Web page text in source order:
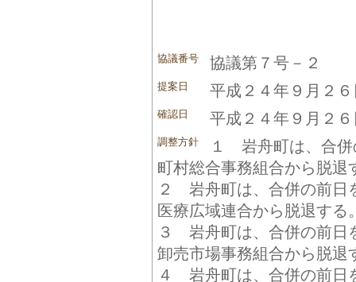
協議番号 協議第７号－２
提案日 平成２４年９月２６
確認日 平成２４年９月２６
調整方針
１ 岩舟町は、合併
町村総合事務組合から脱退
２ 岩舟町は、合併の前日
医療広域連合から脱退する
３ 岩舟町は、合併の前日
卸売市場事務組合から脱退
４ 岩舟町は、合併の前日